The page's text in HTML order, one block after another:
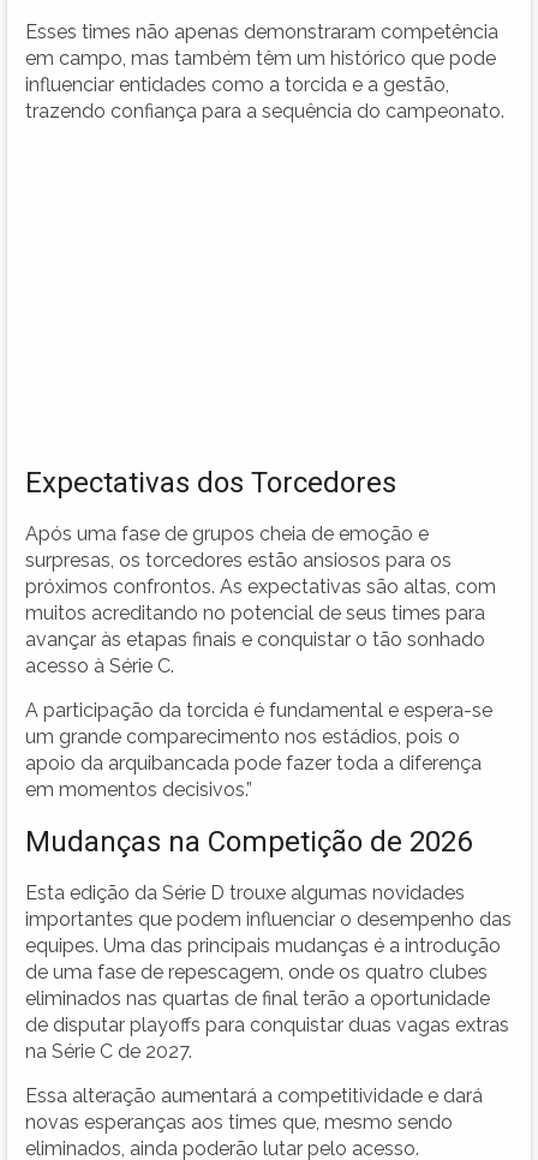
Esses times não apenas demonstraram competência
em campo, mas também têm um histórico que pode
influenciar entidades como a torcida e a gestão,
trazendo confiança para a sequência do campeonato.
Expectativas dos Torcedores
Após uma fase de grupos cheia de emoção e
surpresas, os torcedores estão ansiosos para os
próximos confrontos. As expectativas são altas, com
muitos acreditando no potencial de seus times para
avançar às etapas finais e conquistar o tão sonhado
acesso à Série C.
A participação da torcida é fundamental e espera-se
um grande comparecimento nos estádios, pois o
apoio da arquibancada pode fazer toda a diferença
em momentos decisivos.”
Mudanças na Competição de 2026
Esta edição da Série D trouxe algumas novidades
importantes que podem influenciar o desempenho das
equipes. Uma das principais mudanças é a introdução
de uma fase de repescagem, onde os quatro clubes
eliminados nas quartas de final terão a oportunidade
de disputar playoffs para conquistar duas vagas extras
na Série C de 2027.
Essa alteração aumentará a competitividade e dará
novas esperanças aos times que, mesmo sendo
eliminados, ainda poderão lutar pelo acesso.